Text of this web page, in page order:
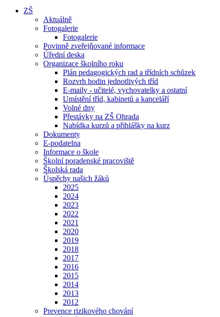
ZŠ
Aktuálně
Fotogalerie
Fotogalerie
Povinně zveřejňované informace
Úřední deska
Organizace školního roku
Plán pedagogických rad a třídních schůzek
Rozvrh hodin jednotlivých tříd
E-maily - učitelé, vychovatelky a ostatní
Umístění tříd, kabinetů a kanceláří
Volné dny
Přestávky na ZŠ Ohrada
Nabídka kurzů a přihlášky na kurz
Dokumenty
E-podatelna
Informace o škole
Školní poradenské pracoviště
Školská rada
Úspěchy našich žáků
2025
2024
2023
2022
2021
2020
2019
2018
2017
2016
2015
2014
2013
2012
Prevence rizikového chování